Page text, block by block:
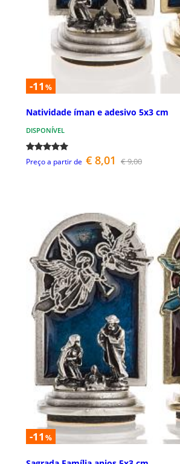
-11 %
Natividade íman e adesivo 5x3 cm
DISPONÍVEL
Preço a partir de € 8,01 € 9,00
-11 %